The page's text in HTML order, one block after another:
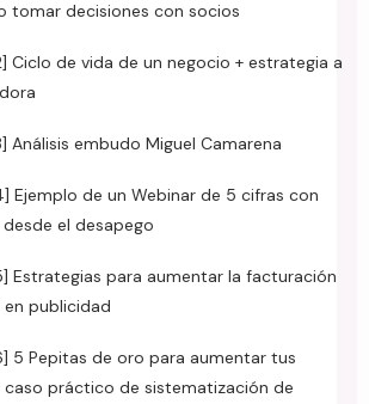
tomar decisiones con socios
Ciclo de vida de un negocio + estrategia a
Análisis embudo Miguel Camarena
Ejemplo de un Webinar de 5 cifras con
el desapego
Estrategias para aumentar la facturación
en publicidad
5 Pepitas de oro para aumentar tus
práctico de sistematización de